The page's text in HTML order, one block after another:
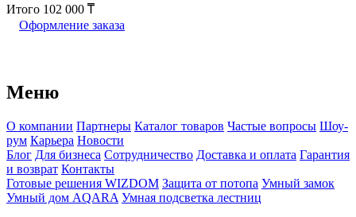
Итого 102 000
Оформление заказа
Меню
О компании Партнеры Каталог товаров Частые вопросы Шоу-
рум Карьера Новости
Блог Для бизнеса Сотрудничество Доставка и оплата Гарантия
и возврат Контакты
Готовые решения WIZDOM Защита от потопа Умный замок
Умный дом AQARA Умная подсветка лестниц